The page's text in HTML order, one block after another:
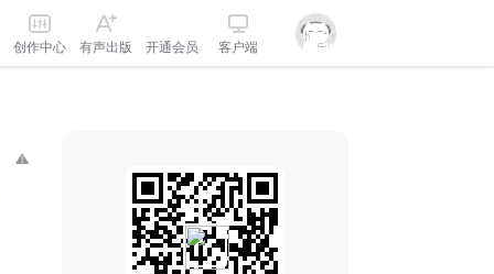
创作中心 有声出版 开通会员 客户端